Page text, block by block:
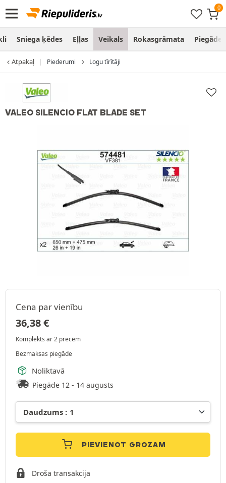
Sniega ķēdes Eļļas Veikals Rokasgrāmata Piegāde
Atpakaļ Piederumi Logu tīrītāji
VALEO SILENCIO FLAT BLADE SET
Cena par vienību
36,38€
Komplekts ar 2 precēm
Bezmaksas piegāde
Noliktavā
Piegāde 12 - 14 augusts
PIEVIENOT GROZAM
Droša transakcija